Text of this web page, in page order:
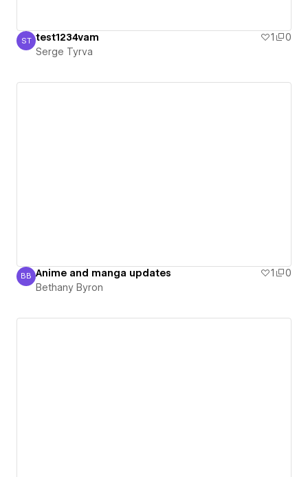
Serge Tyrva
ST test1234vam 1
0
Serge Tyrva
Bethany Byron
BB Anime and manga updates 1
0
Bethany Byron